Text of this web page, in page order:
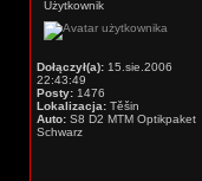
Użytkownik
Dołączył(a): 15.sie.2006
22:43:49
Posty: 1476
Lokalizacja: Těšin
Auto: S8 D2 MTM Optikpaket
Schwarz